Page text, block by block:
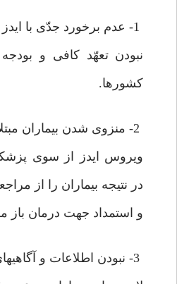
نبودن تعهّد كافى و
كشورها.
ويروس ايدز از سوى
در نتيجه بيماران را از
و استمداد جهت درمان باز